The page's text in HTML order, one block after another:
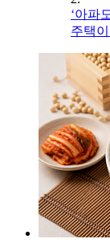
‘아파
주택